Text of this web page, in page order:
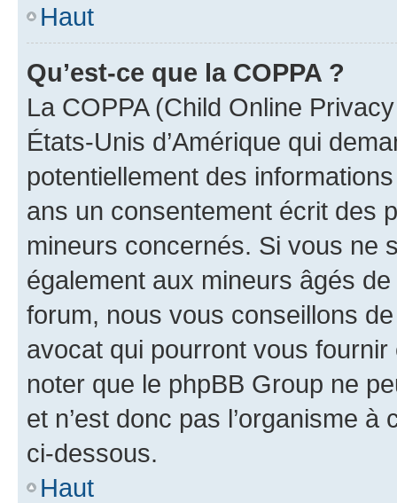
Haut
Qu’est-ce que la COPPA ?
La COPPA (Child Online
États-Unis d’Amérique qui
potentiellement des
ans un consentement écrit des
mineurs concernés. Si vous ne
également aux mineurs âgés
forum, nous vous conseillons
avocat qui pourront vous
noter que le phpBB Group ne
et n’est donc pas l’organisme
ci-dessous.
Haut